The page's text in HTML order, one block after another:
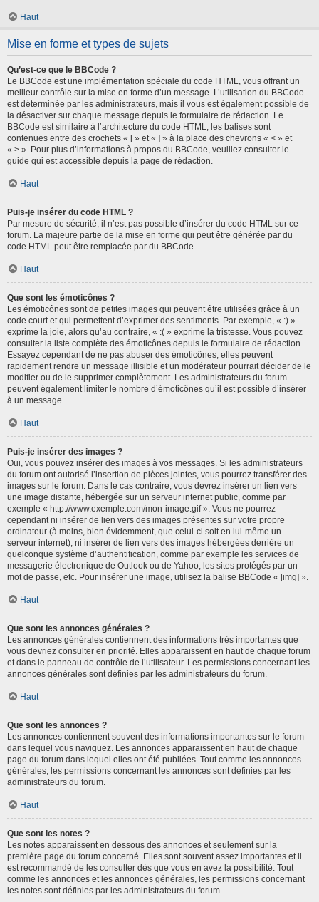
Haut
Mise en forme et types de sujets
Qu’est-ce que le BBCode ?
Le BBCode est une implémentation spéciale du code HTML, vous offrant un
meilleur contrôle sur la mise en forme d’un message. L’utilisation du BBCode
est déterminée par les administrateurs, mais il vous est également possible de
la désactiver sur chaque message depuis le formulaire de rédaction. Le
BBCode est similaire à l’architecture du code HTML, les balises sont
contenues entre des crochets « [ » et « ] » à la place des chevrons « < » et
« > ». Pour plus d’informations à propos du BBCode, veuillez consulter le
guide qui est accessible depuis la page de rédaction.
Haut
Puis-je insérer du code HTML ?
Par mesure de sécurité, il n’est pas possible d’insérer du code HTML sur ce
forum. La majeure partie de la mise en forme qui peut être générée par du
code HTML peut être remplacée par du BBCode.
Haut
Que sont les émoticônes ?
Les émoticônes sont de petites images qui peuvent être utilisées grâce à un
code court et qui permettent d’exprimer des sentiments. Par exemple, « :) »
exprime la joie, alors qu’au contraire, « :( » exprime la tristesse. Vous pouvez
consulter la liste complète des émoticônes depuis le formulaire de rédaction.
Essayez cependant de ne pas abuser des émoticônes, elles peuvent
rapidement rendre un message illisible et un modérateur pourrait décider de le
modifier ou de le supprimer complètement. Les administrateurs du forum
peuvent également limiter le nombre d’émoticônes qu’il est possible d’insérer
à un message.
Haut
Puis-je insérer des images ?
Oui, vous pouvez insérer des images à vos messages. Si les administrateurs
du forum ont autorisé l’insertion de pièces jointes, vous pourrez transférer des
images sur le forum. Dans le cas contraire, vous devrez insérer un lien vers
une image distante, hébergée sur un serveur internet public, comme par
exemple « http://www.exemple.com/mon-image.gif ». Vous ne pourrez
cependant ni insérer de lien vers des images présentes sur votre propre
ordinateur (à moins, bien évidemment, que celui-ci soit en lui-même un
serveur internet), ni insérer de lien vers des images hébergées derrière un
quelconque système d’authentification, comme par exemple les services de
messagerie électronique de Outlook ou de Yahoo, les sites protégés par un
mot de passe, etc. Pour insérer une image, utilisez la balise BBCode « [img] ».
Haut
Que sont les annonces générales ?
Les annonces générales contiennent des informations très importantes que
vous devriez consulter en priorité. Elles apparaissent en haut de chaque forum
et dans le panneau de contrôle de l’utilisateur. Les permissions concernant les
annonces générales sont définies par les administrateurs du forum.
Haut
Que sont les annonces ?
Les annonces contiennent souvent des informations importantes sur le forum
dans lequel vous naviguez. Les annonces apparaissent en haut de chaque
page du forum dans lequel elles ont été publiées. Tout comme les annonces
générales, les permissions concernant les annonces sont définies par les
administrateurs du forum.
Haut
Que sont les notes ?
Les notes apparaissent en dessous des annonces et seulement sur la
première page du forum concerné. Elles sont souvent assez importantes et il
est recommandé de les consulter dès que vous en avez la possibilité. Tout
comme les annonces et les annonces générales, les permissions concernant
les notes sont définies par les administrateurs du forum.